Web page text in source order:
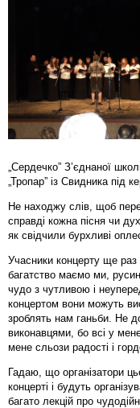
„Сердечко” З’єднаної
„Тропар” із Свидника
Не находжу слів, щоб
справді кожна пісня чи
як свідчили бурхливі
Учасники концерту ще
багатство маємо ми,
чудо з чутливою і
концертом вони можуть
зроблять нам ганьби. Не
виконавцями, бо всі у
мене сльози радості і
Гадаю, що організатори
концерті і будуть
багато лекцій про